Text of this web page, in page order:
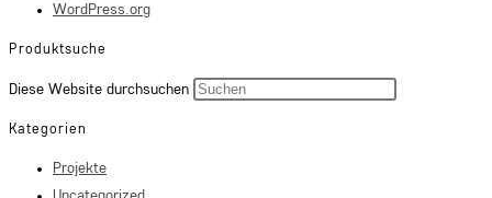
WordPress.org
Produktsuche
Diese Website durchsuchen
Kategorien
Projekte